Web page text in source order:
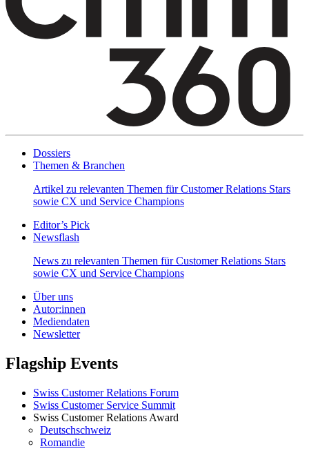
Dossiers
Themen & Branchen
Artikel zu relevanten Themen für Customer Relations Stars
sowie CX und Service Champions
Editor’s Pick
Newsflash
News zu relevanten Themen für Customer Relations Stars
sowie CX und Service Champions
Über uns
Autor:innen
Mediendaten
Newsletter
Flagship Events
Swiss Customer Relations Forum
Swiss Customer Service Summit
Swiss Customer Relations Award
Deutschschweiz
Romandie